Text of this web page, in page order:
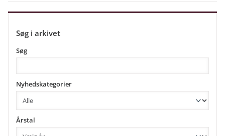
Søg i arkivet
Søg
Nyhedskategorier
Årstal